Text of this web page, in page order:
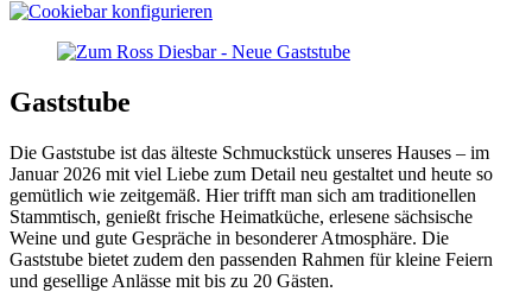
Gaststube
Die Gaststube ist das älteste Schmuckstück unseres Hauses – im
Januar 2026 mit viel Liebe zum Detail neu gestaltet und heute so
gemütlich wie zeitgemäß. Hier trifft man sich am traditionellen
Stammtisch, genießt frische Heimatküche, erlesene sächsische
Weine und gute Gespräche in besonderer Atmosphäre. Die
Gaststube bietet zudem den passenden Rahmen für kleine Feiern
und gesellige Anlässe mit bis zu 20 Gästen.